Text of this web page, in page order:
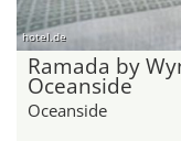
hotel.de
Ramada by
Oceanside
Oceanside